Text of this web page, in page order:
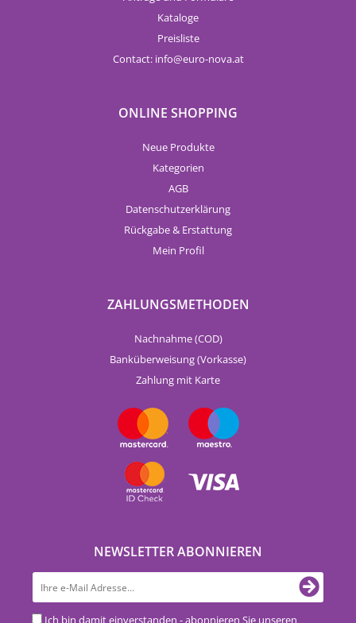
Kataloge
Preisliste
Contact: info euro-nova.at
ONLINE SHOPPING
Neue Produkte
Kategorien
AGB
Datenschutzerklärung
Rückgabe & Erstattung
Mein Profil
ZAHLUNGSMETHODEN
Nachnahme (COD)
Banküberweisung (Vorkasse)
Zahlung mit Karte
NEWSLETTER ABONNIEREN
Ich bin damit einverstanden - abonnieren Sie unseren